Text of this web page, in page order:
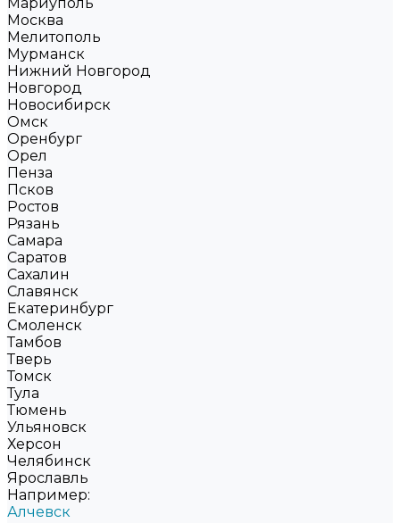
Москва
Мелитополь
Мурманск
Нижний Новгород
Новгород
Новосибирск
Омск
Оренбург
Орел
Пенза
Псков
Ростов
Рязань
Самара
Саратов
Сахалин
Славянск
Екатеринбург
Смоленск
Тамбов
Тверь
Томск
Тула
Тюмень
Ульяновск
Херсон
Челябинск
Ярославль
Например:
Алчевск